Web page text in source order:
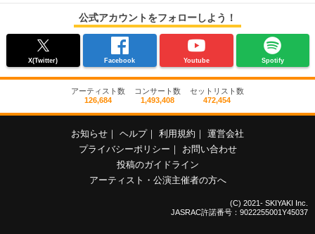
公式アカウントをフォローしよう！
X(Twitter) Facebook Youtube Spotify
アーティスト数
126,684
コンサート数
1,493,408
セットリスト数
472,454
お知らせ ヘルプ 利用規約
運営会社
プライバシーポリシー
お問い合わせ
投稿のガイドライン
アーティスト・公演主催者の方へ
(C) 2021- SKIYAKI Inc.
JASRAC許諾番号：9022255001Y45037